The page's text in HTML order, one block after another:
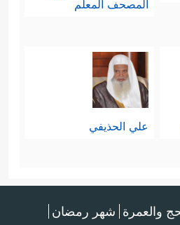
المصحف المعلم
علي الحذيفي
والعمرة شهر رمضان